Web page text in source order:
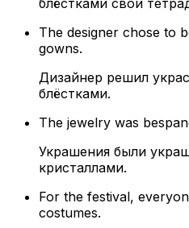
блёстками свои
The designer chose to
gowns.
Дизайнер решил
блёстками.
The jewelry was
Украшения были
кристаллами.
For the festival,
costumes.